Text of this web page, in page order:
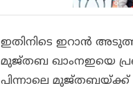
ഇതിനിടെ ഇറാന്‍
മുജ്തബ ഖാംനഇയെ
പിന്നാലെ